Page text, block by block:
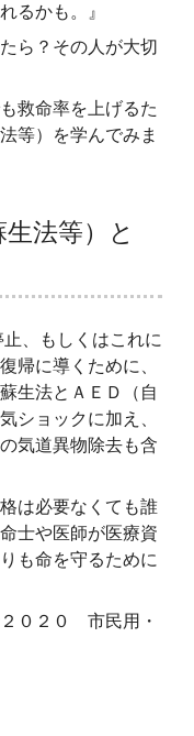
るかも。』
ら？その人が大切
救命率を上げるた
等）を学んでみま
法等）と
、もしくはこれに
帰に導くために、
生法とＡＥＤ（自
ショックに加え、
気道異物除去も含
は必要なくても誰
士や医師が医療資
も命を守るために
２０２０ 市民用・